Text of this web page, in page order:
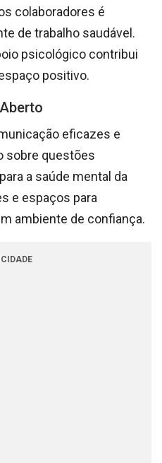
colaboradores é
de trabalho saudável.
psicológico contribui
positivo.
eficazes e
sobre questões
a saúde mental da
e espaços para
ambiente de confiança.